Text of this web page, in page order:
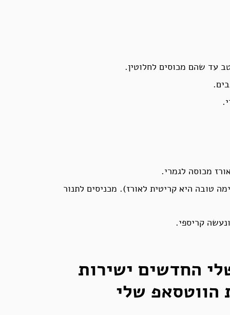
עד שהם מכוסים לחלוטין.
מכוסה לגמרי.
טובה היא קריטית לאורז). מכניסים לתנור
החדשים ישירות
הווטסאפ שלי